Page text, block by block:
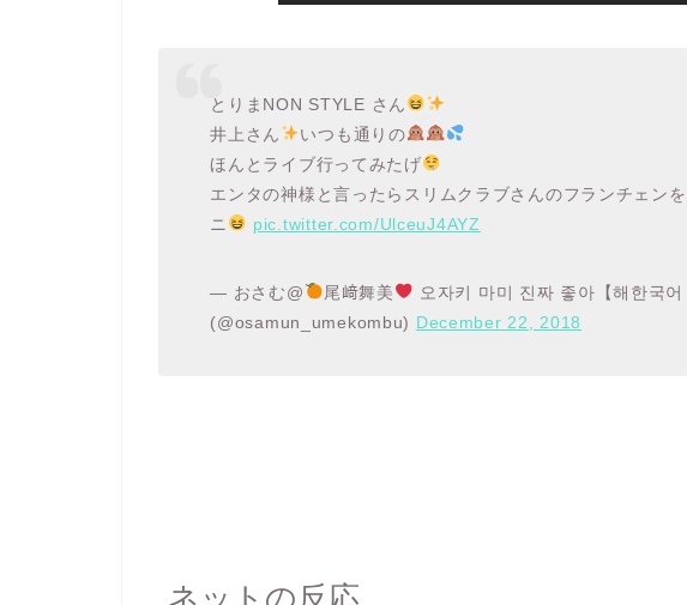
とりまNON STYLE さん
井上さん
いつも通りの
ほんとライブ行ってみたげ
エンタの神様と言ったらスリムクラブさんのフランチェン
ニ
pic.twitter.com/UlceuJ4AYZ
— おさむ@ 尾﨑舞美
오자키 마미 진짜 좋아【해한국
(@osamun_umekombu) December 22, 2018
ネットの反応